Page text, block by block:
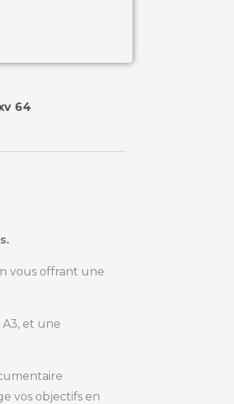
64
vous offrant une
et une
vos objectifs en